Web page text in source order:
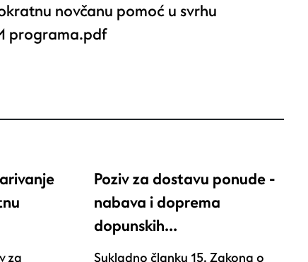
novčanu pomoć u svrhu
programa.pdf
za
Poziv za dostavu ponude -
nabava i doprema
dopunskih…
Sukladno članku 15. Zakona o